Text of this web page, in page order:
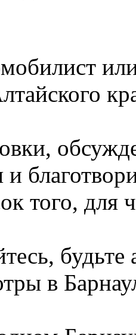
того, для
в